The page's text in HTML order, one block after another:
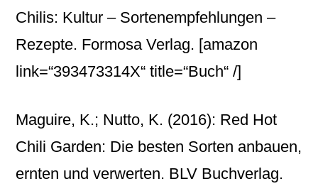
Chilis: Kultur – Sortenempfehlungen –
Rezepte. Formosa Verlag. [amazon
link=“393473314X“ title=“Buch“ /]
Maguire, K.; Nutto, K. (2016): Red Hot
Chili Garden: Die besten Sorten anbauen,
ernten und verwerten. BLV Buchverlag.